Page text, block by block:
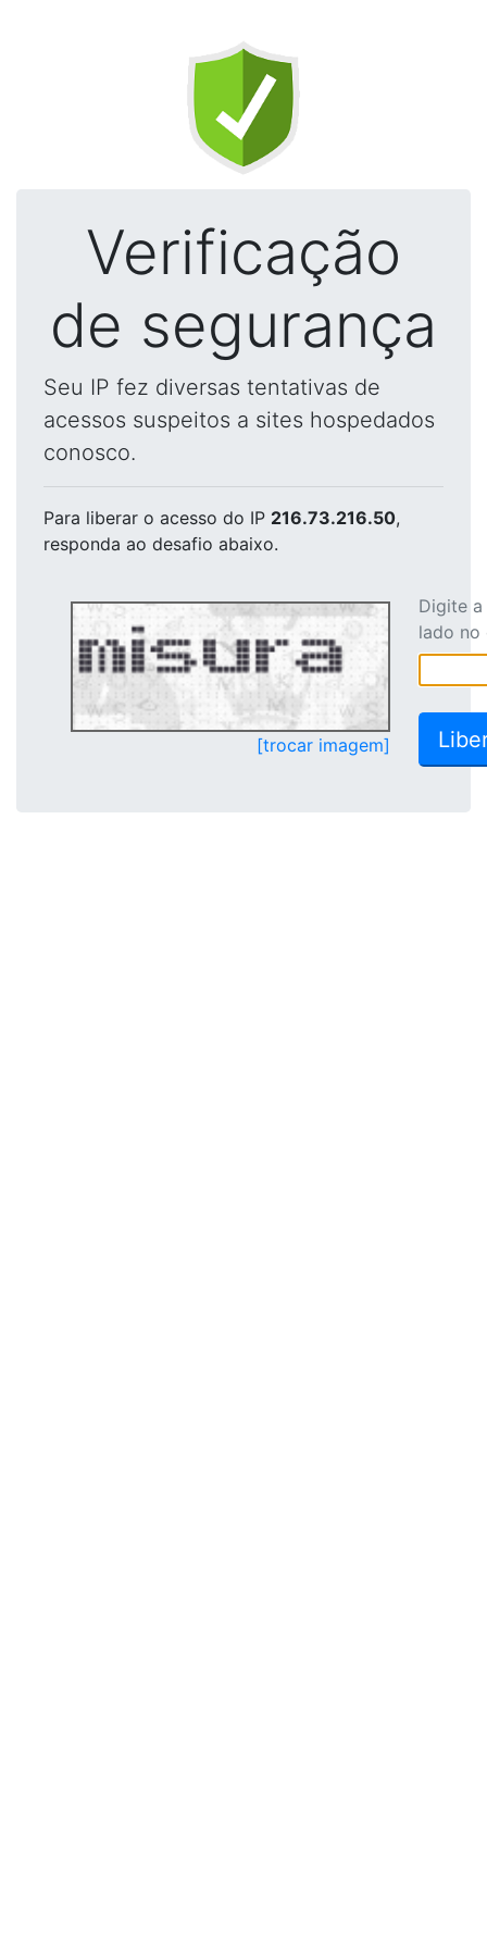
Verificação
de segurança
Seu IP fez diversas tentativas de
acessos suspeitos a sites hospedados
conosco.
Para liberar o acesso do IP 216.73.216.50,
responda ao desafio abaixo.
[trocar imagem]
Digite
lado no